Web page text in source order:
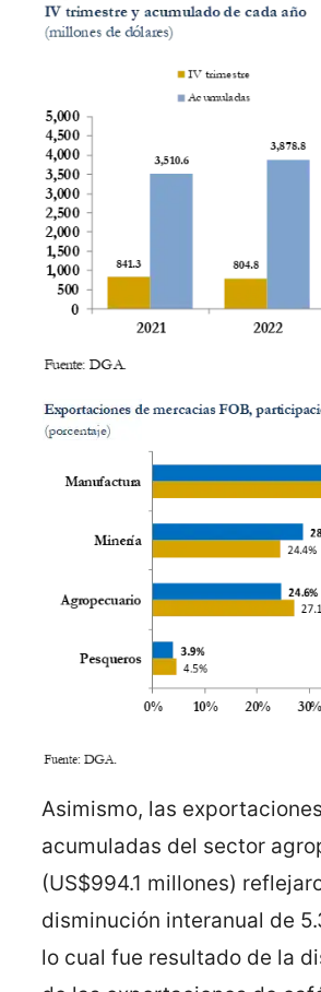
Asimismo, las exportaciones
acumuladas del sector
(US$994.1 millones)
disminución interanual de
lo cual fue resultado de la